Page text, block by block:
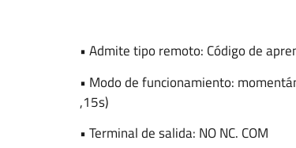
• Admite tipo remoto: Código de
• Modo de funcionamiento:
,15s)
• Terminal de salida: NO NC. COM